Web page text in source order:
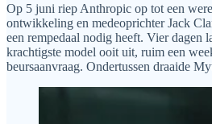
Op 5 juni riep Anthropic op tot een
ontwikkeling en medeoprichter Jack
een rempedaal nodig heeft. Vier dagen
krachtigste model ooit uit, ruim een
beursaanvraag. Ondertussen draaide